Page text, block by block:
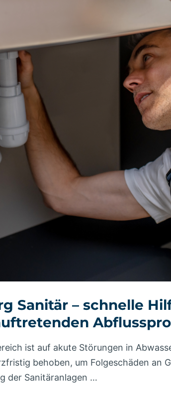
Sanitär – schnelle
ist auf akute Störungen in
behoben, um Folgeschäden an
der Sanitäranlagen …